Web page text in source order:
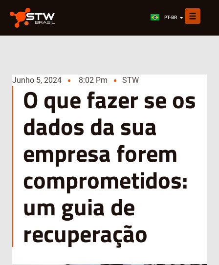
PT-BR
ES
Junho 5, 2024 8:02 Pm STW
O que fazer se os
dados da sua
empresa forem
comprometidos:
um guia de
recuperação